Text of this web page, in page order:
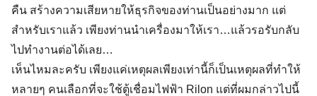
คืน สร้างความเสียหายให้ธุรกิจของท่านเป็นอย่างมาก แต่
สำหรับเราแล้ว เพียงท่านนำเครื่องมาให้เรา…แล้วรอรับกลับ
ไปทำงานต่อได้เลย…
เห็นไหมละครับ เพียงแค่เหตุผลเพียงเท่านี้ก็เป็นเหตุผลที่ทำให้
หลายๆ คนเลือกที่จะใช้ตู้เชื่อมไฟฟ้า Rilon แต่ที่ผมกล่าวไปนี้